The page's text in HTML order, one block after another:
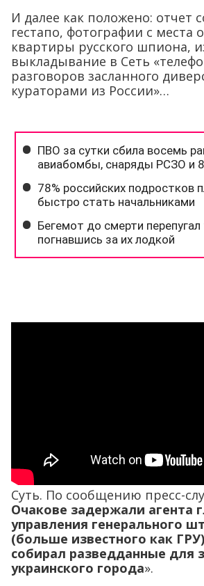
И далее как положено: отчет
гестапо, фотографии с места
квартиры русского шпиона,
выкладывание в Сеть
разговоров засланного
кураторами из России»…
Суть. По сообщению пресс-
Очакове задержали агента
управления генерального
(больше известного как
собирал разведданные для
украинского города».